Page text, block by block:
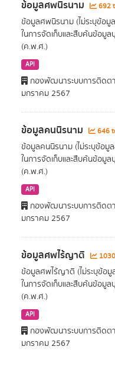
ข้อมูลศพนิรนาม 692
ข้อมูลศพนิรนาม (ไม่ระบุข้อ
ในการจัดเก็บและสืบค้นข้อ
(ค.พ.ศ.)
API
กองพัฒนาระบบการติดต
มกราคม 2567
ข้อมูลคนนิรนาม 646
ข้อมูลคนนิรนาม (ไม่ระบุข้อมู
ในการจัดเก็บและสืบค้นข้อ
(ค.พ.ศ.)
API
กองพัฒนาระบบการติดต
มกราคม 2567
ข้อมูลศพไร้ญาติ
ข้อมูลศพไร้ญาติ (ไม่ระบุข้อ
ในการจัดเก็บและสืบค้นข้อ
(ค.พ.ศ.)
API
กองพัฒนาระบบการติดต
มกราคม 2567